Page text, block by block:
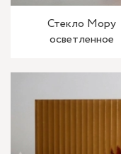
Стекло Мору
осветленное